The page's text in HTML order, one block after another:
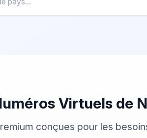
Virtuels de
conçues pour les